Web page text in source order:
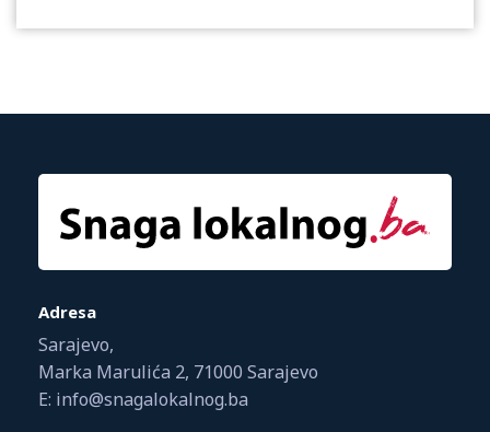
Adresa
Sarajevo,
Marka Marulića 2, 71000 Sarajevo
E: info@snagalokalnog.ba